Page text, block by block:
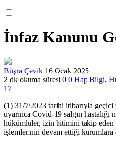
İnfaz Kanunu
Büşra Çevik 16 Ocak 2025
2 dk okuma süresi 0 0 Hap Bilgi,
17
(1) 31/7/2023 tarihi itibarıyla geçici
uyarınca Covid-19 salgın
hükümlüler, izin bitimini takip eden
işlemlerinin devam ettiği kurumlara